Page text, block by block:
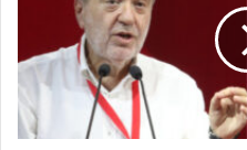
ς
δ
ι